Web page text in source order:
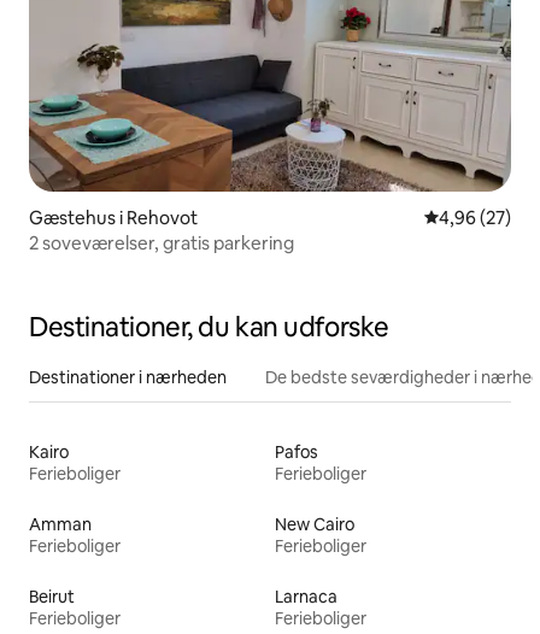
Gæstehus i Rehovot 4,96 ud af 5 i
4,96 (27)
2 soveværelser, gratis parkering
Destinationer, du kan udforske
Destinationer i nærheden De bedste seværdigheder i
Kairo
Ferieboliger
Pafos
Ferieboliger
Amman
Ferieboliger
New Cairo
Ferieboliger
Beirut
Ferieboliger
Larnaca
Ferieboliger